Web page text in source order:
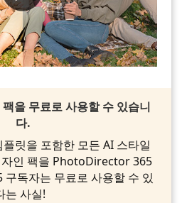
을 무료로 사용할 수 있습니
다.
릿을 포함한 모든 AI 스타일
인 팩을 PhotoDirector 365
독자는 무료로 사용할 수 있
는 사실!